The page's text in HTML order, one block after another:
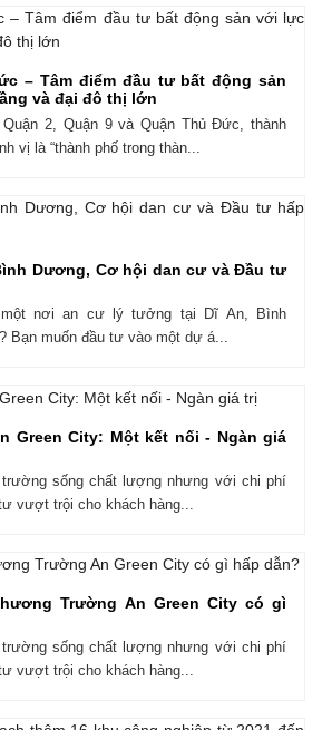
– Tâm điểm đầu tư bất động sản
và đại đô thị lớn
2, Quận 9 và Quận Thủ Đức, thành
vị là “thành phố trong thàn...
Dương, Cơ hội dan cư và Đầu tư
một nơi an cư lý tưởng tại Dĩ An, Bình
Bạn muốn đầu tư vào một dự á...
Green City: Một kết nối - Ngàn giá
trường sống chất lượng nhưng với chi phí
vượt trội cho khách hàng...
Trường An Green City có gì
trường sống chất lượng nhưng với chi phí
vượt trội cho khách hàng...